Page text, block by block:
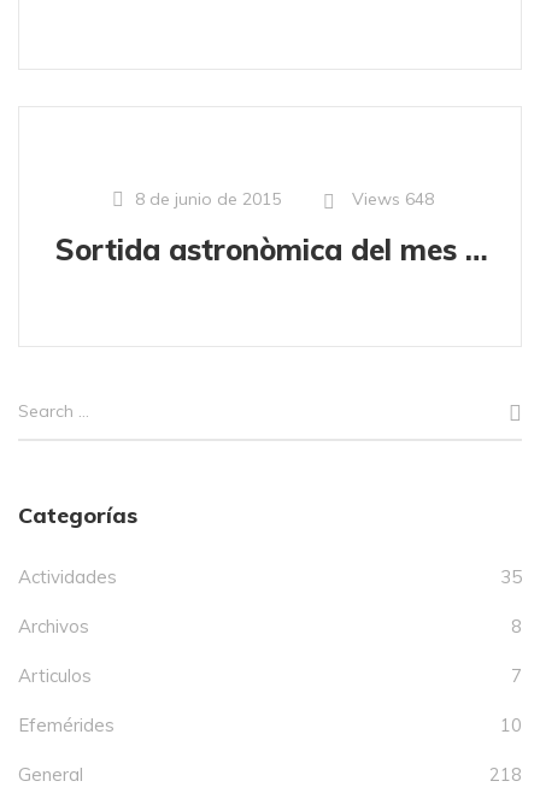
8 de junio de 2015 Views 648
Sortida astronòmica del mes de juny
Categorías
Actividades 35
Archivos 8
Articulos 7
Efemérides 10
General 218